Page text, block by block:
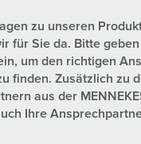
zu unseren
für Sie da. Bitte
um den richtigen
finden. Zusätzlich zu
aus der
Ihre